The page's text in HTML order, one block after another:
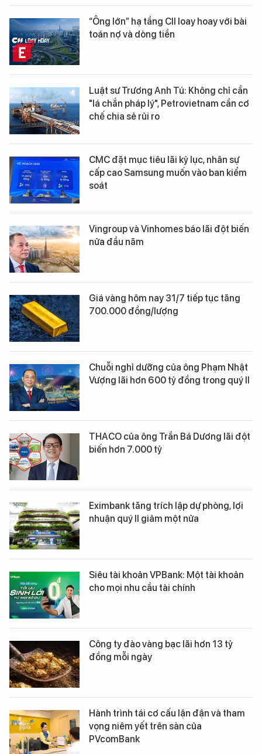
“Ông lớn” hạ tầng CII loay hoay với bài
toán nợ và dòng tiền
Luật sư Trương Anh Tú: Không chỉ cần
"lá chắn pháp lý", Petrovietnam cần cơ
chế chia sẻ rủi ro
CMC đặt mục tiêu lãi kỷ lục, nhân sự
cấp cao Samsung muốn vào ban kiểm
soát
Vingroup và Vinhomes báo lãi đột biến
nửa đầu năm
Giá vàng hôm nay 31/7 tiếp tục tăng
700.000 đồng/lượng
Chuỗi nghỉ dưỡng của ông Phạm Nhật
Vượng lãi hơn 600 tỷ đồng trong quý II
THACO của ông Trần Bá Dương lãi đột
biến hơn 7.000 tỷ
Eximbank tăng trích lập dự phòng, lợi
nhuận quý II giảm một nửa
Siêu tài khoản VPBank: Một tài khoản
cho mọi nhu cầu tài chính
Công ty đào vàng bạc lãi hơn 13 tỷ
đồng mỗi ngày
Hành trình tái cơ cấu lận đận và tham
vọng niêm yết trên sàn của
PVcomBank